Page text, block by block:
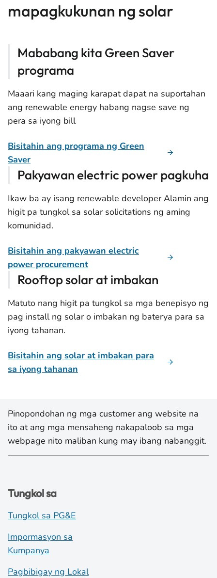
mapagkukunan ng solar
Mababang kita Green Saver
programa
Maaari kang maging karapat dapat na suportahan
ang renewable energy habang nagse save ng
pera sa iyong bill
Bisitahin ang programa ng Green
Saver
Pakyawan electric power pagkuha
Ikaw ba ay isang renewable developer Alamin ang
higit pa tungkol sa solar solicitations ng aming
komunidad.
Bisitahin ang pakyawan electric
power procurement
Rooftop solar at imbakan
Matuto nang higit pa tungkol sa mga benepisyo ng
pag install ng solar o imbakan ng baterya para sa
iyong tahanan.
Bisitahin ang solar at imbakan para
sa iyong tahanan
Pinopondohan ng mga customer ang website na
ito at ang mga mensaheng nakapaloob sa mga
webpage nito maliban kung may ibang nabanggit.
Tungkol sa
Tungkol sa PG&E
Impormasyon sa
Kumpanya
Pagbibigay ng Lokal